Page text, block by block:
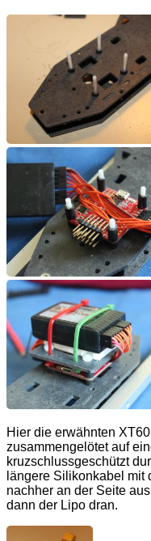
Hier die erwähnten
zusammengelötet auf
kruzschlussgeschützt
längere Silikonkabel mit
nachher an der Seite
dann der Lipo dran.